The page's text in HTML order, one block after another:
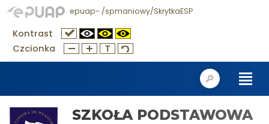
epuap- /spmaniowy/SkrytkaESP
Kontrast
Czcionka
SZKOŁA PODSTAWOWA